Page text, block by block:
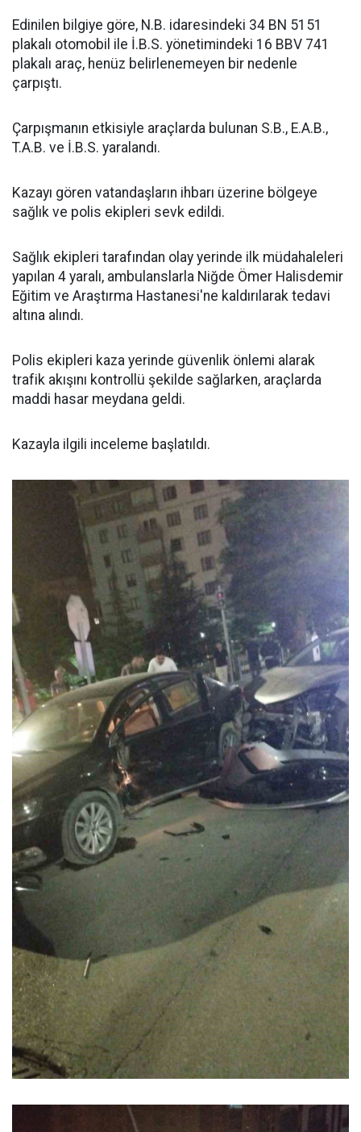
Edinilen bilgiye göre, N.B. idaresindeki 34 BN 5151
plakalı otomobil ile İ.B.S. yönetimindeki 16 BBV 741
plakalı araç, henüz belirlenemeyen bir nedenle
çarpıştı.
Çarpışmanın etkisiyle araçlarda bulunan S.B., E.A.B.,
T.A.B. ve İ.B.S. yaralandı.
Kazayı gören vatandaşların ihbarı üzerine bölgeye
sağlık ve polis ekipleri sevk edildi.
Sağlık ekipleri tarafından olay yerinde ilk müdahaleleri
yapılan 4 yaralı, ambulanslarla Niğde Ömer Halisdemir
Eğitim ve Araştırma Hastanesi'ne kaldırılarak tedavi
altına alındı.
Polis ekipleri kaza yerinde güvenlik önlemi alarak
trafik akışını kontrollü şekilde sağlarken, araçlarda
maddi hasar meydana geldi.
Kazayla ilgili inceleme başlatıldı.